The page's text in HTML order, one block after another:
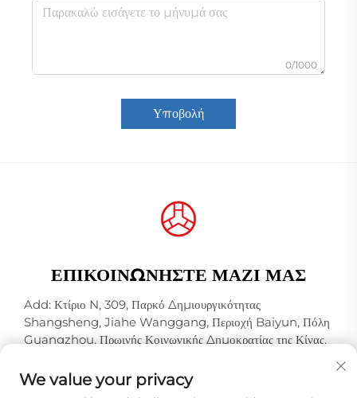
0/1000
Υποβολή
ΕΠΙΚΟΙΝΩΝΉΣΤΕ ΜΑΖΊ ΜΑΣ
Add: Κτίριο N, 309, Παρκό Δημιουργικότητας
Shangsheng, Jiahe Wanggang, Περιοχή Baiyun, Πόλη
Guangzhou, Πρωινής Κοινωνικής Δημοκρατίας της Κίνας,
Τηλ.: +86-18925123039
We value your privacy